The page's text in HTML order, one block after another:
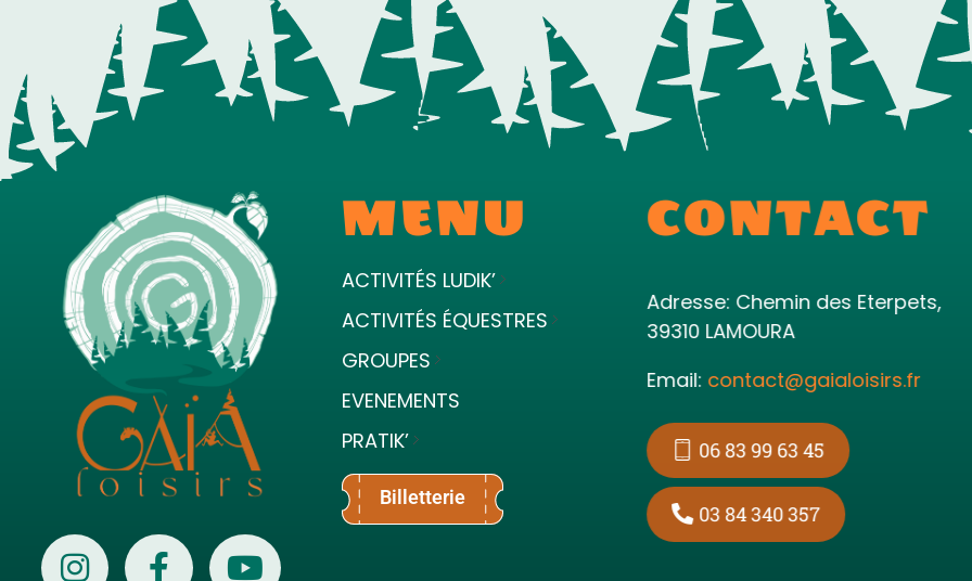
MENU
ACTIVITÉS LUDIK’
ACTIVITÉS ÉQUESTRES
GROUPES
EVENEMENTS
PRATIK’
Billetterie
CONTACT
Adresse: Chemin des Eterpets,
39310 LAMOURA
Email: contact@gaialoisirs.fr
06 83 99 63 45
03 84 340 357